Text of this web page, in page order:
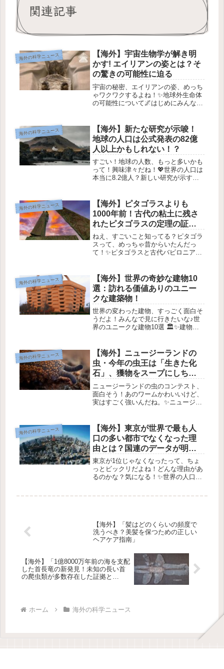
関連記事
海外の科学ニュース
【海外】宇宙生物学が解き明
かす! エイリアンの姿とは？そ
の驚きの可能性に迫る
宇宙の秘密、エイリアンの姿、めっち
ゃワクワクするよね！✨地球外生命体
の可能性について🌌はじめにみんな、
地球以外の生命体についてのお話をす
るよ！地球のデータだけで、宇宙にど
ん...
海外の科学ニュース
【海外】新たな研究が示唆！
地球の人口は公式発表の82億
人以上かもしれない！？
すごい！地球の人数、もっと多いかも
って！興味津々だね！💖世界の人口は
本当に8.2億人？新しい研究が示す衝
とされていますが、本当にそうなので
しょうか？最近の研究では、政...
海外の科学ニュース
【海外】ピタゴラスよりも
1000年前！古代の粘土に残さ
れたピタゴラスの定理の証拠
とは？
ねえ、すごいこと知ってる？ピタゴラ
スって、めっちゃ昔からいたんだっ
て！✨ピタゴラスと古代バビロニアの
よ。彼は三角形や数学の法則で有名だ
けど、実は彼が名づけられた「ピタゴ
ラス...
海外の科学ニュース
【海外】世界の奇妙な建物10
選：訪れる価値ありのユニー
クな建築物！
世界の変わった建物、すっごく面白そ
うだよ！みんなで見に行きたいな♪世
界のユニークな建物10選 🏛️✨建物を
家たちはその仕事に就くために、何年
も勉強するの。💪 でも中には、常...
海外の科学ニュース
【海外】ニュージーランドの
虫・今年の虫王は「生きた化
石」、獲物をスープにしちゃ
うってよ！
ニュージーランドの虫のコンテスト、
面白そう！あのワームかわいいけど、
実はすごく強いんだね。✨ニュージー
自然がたくさんある国だよね。最近、
ここでは毎年行われる面白いコンテス
ト...
海外の科学ニュース
【海外】東京が世界で最も人
口の多い都市でなくなった理
由とは？国連のデータが明か
す驚きの真実
東京が1位じゃなくなったって、ちょ
っとビックリだよね！どんな理由があ
るのかな？気になる！✨世界の人口ラ
【海外】「髪はどのくらいの頻度で
洗うべき？美髪を保つための正しい
ヘアケア指南」
【海外】「1億8000万年前の海を支配
した首長竜の新発見！未知の長い首
の爬虫類が多数存在した証拠と
ホーム 海外の科学ニュース